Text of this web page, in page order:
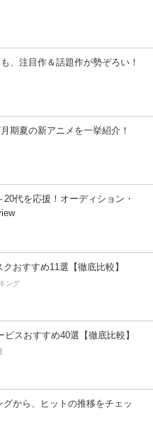
、注目作＆話題作が勢ぞろい！
期夏の新アニメを一挙紹介！
代を応援！オーディション・
おすすめ11選【徹底比較】
ング
ビスおすすめ40選【徹底比較】
から、ヒットの推移をチェッ